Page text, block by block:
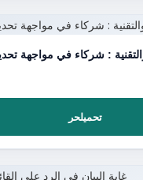
والتقنية : شركاء في مواجهة
تحميلحر